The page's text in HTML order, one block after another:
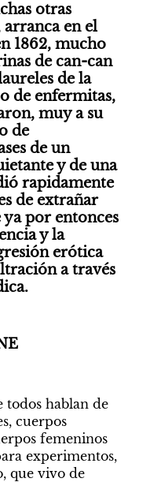
otras
en el
1862, mucho
de can-can
de la
de enfermitas,
muy a su
de
de un
y de una
rapidamente
de extrañar
por entonces
y la
erótica
a través
todos hablan de
cuerpos
femeninos
experimentos,
que vivo de